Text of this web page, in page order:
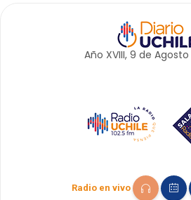
Año XVIII, 9 de Agosto
Radio en vivo